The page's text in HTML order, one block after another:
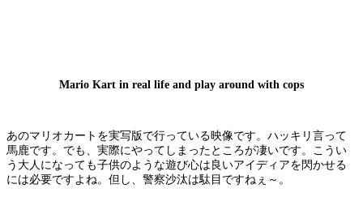
Mario Kart in real life and play around with cops
あのマリオカートを実写版で行っている映像です。ハッキリ言って
馬鹿です。でも、実際にやってしまったところが凄いです。こうい
う大人になっても子供のような遊び心は良いアイディアを閃かせる
には必要ですよね。但し、警察沙汰は駄目ですねぇ～。